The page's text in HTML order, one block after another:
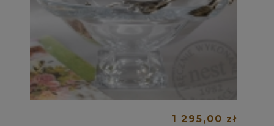
1 295,00 zł